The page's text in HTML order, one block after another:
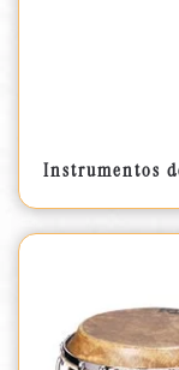
Instrumentos